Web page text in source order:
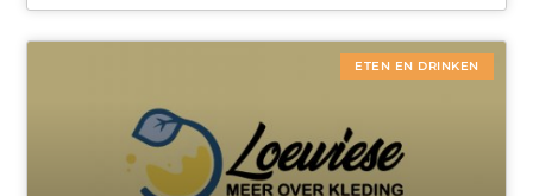
ETEN EN DRINKEN